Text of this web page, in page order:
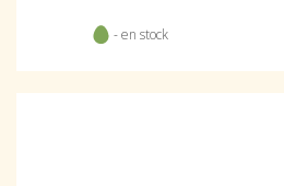
- en stock